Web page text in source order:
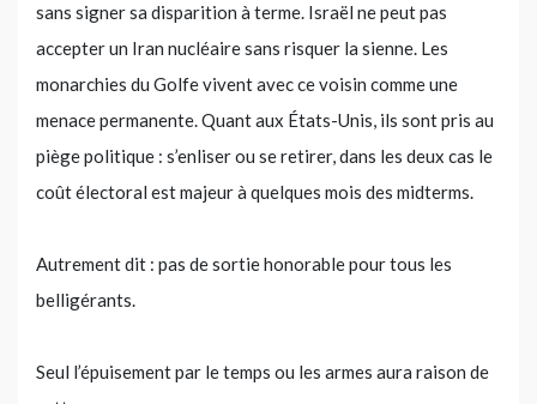
sans signer sa disparition à terme. Israël ne peut pas
accepter un Iran nucléaire sans risquer la sienne. Les
monarchies du Golfe vivent avec ce voisin comme une
menace permanente. Quant aux États-Unis, ils sont pris au
piège politique : s’enliser ou se retirer, dans les deux cas le
coût électoral est majeur à quelques mois des midterms.
Autrement dit : pas de sortie honorable pour tous les
belligérants.
Seul l’épuisement par le temps ou les armes aura raison de